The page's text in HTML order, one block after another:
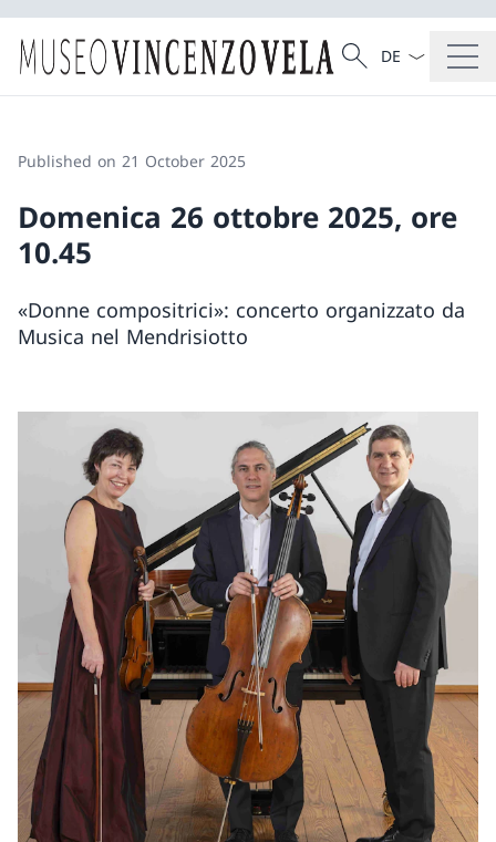
Search
Search
Language
Published on 21 October 2025
Domenica 26 ottobre 2025, ore
10.45
«Donne compositrici»: concerto organizzato da
Musica nel Mendrisiotto